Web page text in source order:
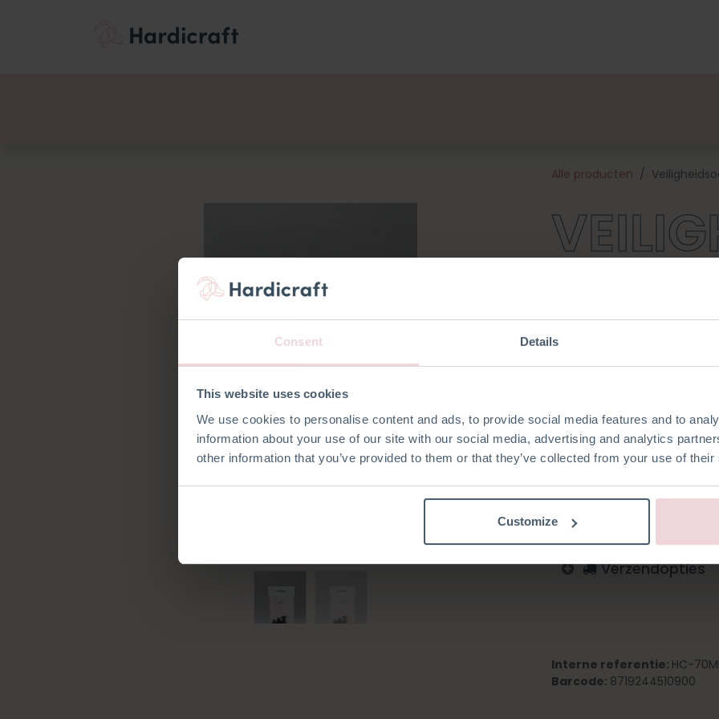
Consent Details
This website uses cookies
We use cookies to personalise content and ads, to provide social media features and to
information about your use of our site with our social media, advertising and analytics
other information that you’ve provided to them or that they’ve collected from your use of
Customize
Alle producten
JES -
Maak je zelfgemaakte
eenvoudig en veilig in je
Toevoegen aan verlanglijst
Log in om te bestellen
Verzendopties
Interne referentie: HC-
Barcode: 8719244510900